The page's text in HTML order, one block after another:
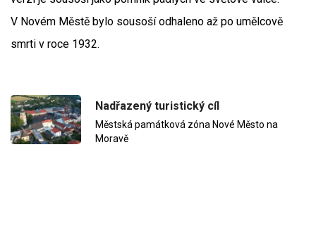
V Novém Městě bylo sousoší odhaleno až po umělcově
smrti v roce 1932.
Nadřazený turistický cíl
Městská památková zóna Nové Město na
Moravě